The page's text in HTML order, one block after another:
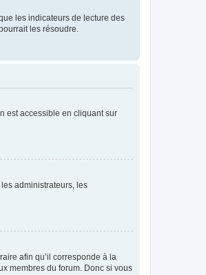
les indicateurs de lecture des
les résoudre.
est accessible en cliquant sur
administrateurs, les
afin qu’il corresponde à la
membres du forum. Donc si vous